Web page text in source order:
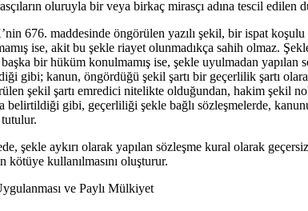
oluruyla bir veya birkaç mirasçı adına tescil edilen
676. maddesinde öngörülen yazılı şekil, bir ispat
ise, akit bu şekle riayet olunmadıkça sahih olmaz.
bir hüküm konulmamış ise, şekle uyulmadan
gibi; kanun, öngördüğü şekil şartı bir geçerlilik şartı
şekil şartı emredici nitelikte olduğundan, hakim şekil
belirtildiği gibi, geçerliliği şekle bağlı sözleşmelerde,
şekle aykırı olarak yapılan sözleşme kural olarak
kötüye kullanılmasını oluşturur.
ve Paylı Mülkiyet